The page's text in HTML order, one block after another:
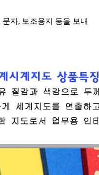
자, 보조용지 등을 보내